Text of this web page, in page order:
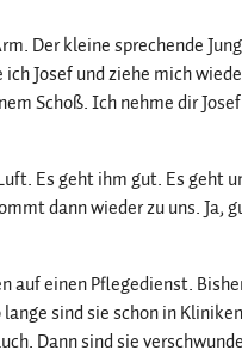
Der kleine sprechende
Josef und ziehe mich
Schoß. Ich nehme dir
Es geht ihm gut. Es geht
dann wieder zu uns. Ja,
auf einen Pflegedienst.
sind sie schon in
Dann sind sie